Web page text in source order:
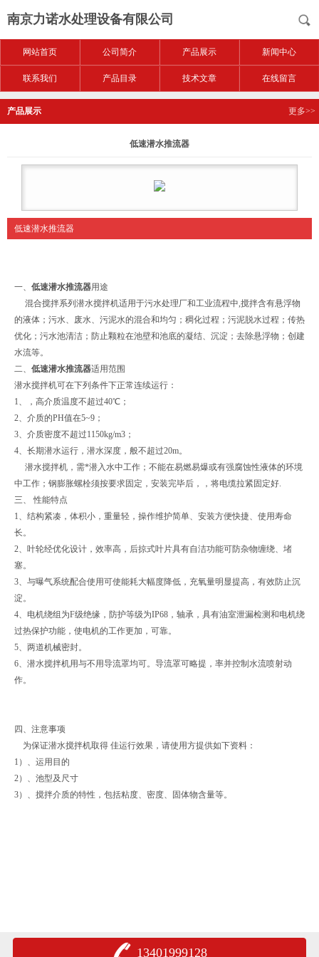
南京力诺水处理设备有限公司
网站首页 公司简介 产品展示 新闻中心
联系我们 产品目录 技术文章 在线留言
产品展示 更多>>
低速潜水推流器
低速潜水推流器
一、 低速潜水推流器用途
混合搅拌系列潜水搅拌机适用于污水处理厂和工业流程中,搅拌含有悬浮物
的液体；污水、废水、污泥水的混合和均匀；稠化过程；污泥脱水过程；传热
优化；污水池清洁；防止颗粒在池壁和池底的凝结、沉淀；去除悬浮物；创建
水流等。
二、 低速潜水推流器适用范围
潜水搅拌机可在下列条件下正常连续运行：
1、，高介质温度不超过40℃；
2、介质的PH值在5~9；
3、介质密度不超过1150kg/m3；
4、长期潜水运行，潜水深度，般不超过20m。
潜水搅拌机，需*潜入水中工作；不能在易燃易爆或有强腐蚀性液体的环境
中工作；钢膨胀螺栓须按要求固定，安装完毕后，，将电缆拉紧固定好.
三、 性能特点
1、结构紧凑，体积小，重量轻，操作维护简单、安装方便快捷、使用寿命
长。
2、叶轮经优化设计，效率高，后掠式叶片具有自洁功能可防杂物缠绕、堵
塞。
3、与曝气系统配合使用可使能耗大幅度降低，充氧量明显提高，有效防止沉
淀。
4、电机绕组为F级绝缘，防护等级为IP68，轴承，具有油室泄漏检测和电机绕
过热保护功能，使电机的工作更加，可靠。
5、两道机械密封。
6、潜水搅拌机用与不用导流罩均可。导流罩可略提，率并控制水流喷射动
作。
四、注意事项
为保证潜水搅拌机取得 佳运行效果，请使用方提供如下资料：
1）、运用目的
2）、池型及尺寸
3）、搅拌介质的特性，包括粘度、密度、固体物含量等。
13401999128